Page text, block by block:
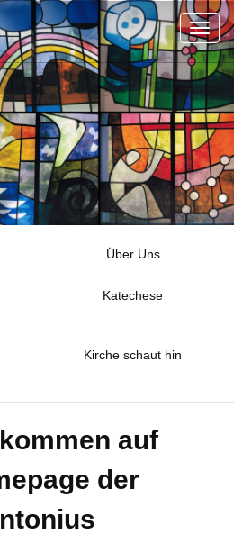
Über Uns
Katechese
Kirche schaut hin
auf
der